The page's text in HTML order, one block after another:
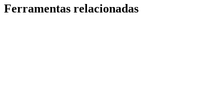
Ferramentas relacionadas